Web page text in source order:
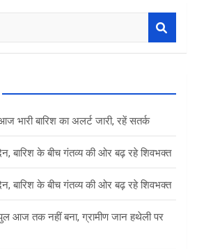
भारी बारिश का अलर्ट जारी, रहें सतर्क
बारिश के बीच गंतव्य की ओर बढ़ रहे शिवभक्त
बारिश के बीच गंतव्य की ओर बढ़ रहे शिवभक्त
आज तक नहीं बना, ग्रामीण जान हथेली पर